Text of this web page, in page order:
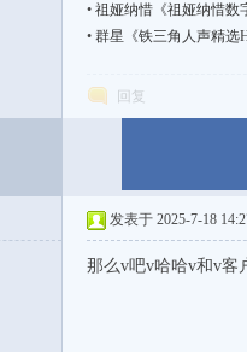
• 祖娅纳惜《祖娅纳惜数
• 群星《铁三角人声精选
回复
发表于 2025-7-18
那么v吧v哈哈v和v客